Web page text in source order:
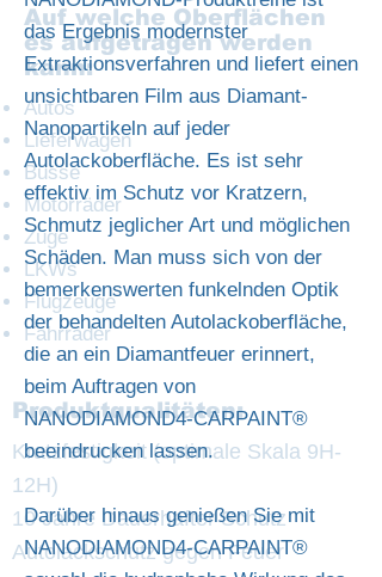
Auf welche Oberflächen
es aufgetragen werden
kann:
Autos
Lieferwagen
Busse
Motorräder
Züge
LKWs
Flugzeuge
Fahrräder
Produktqualitäten:
Kratzfestigkeit (optimale Skala 9H-
12H)
10 Jahre Dauerhafter Schutz
Autolackschutz gegen Feuer
das Ergebnis modernster
Extraktionsverfahren und liefert einen
unsichtbaren Film aus Diamant-
Nanopartikeln auf jeder
Autolackoberfläche. Es ist sehr
effektiv im Schutz vor Kratzern,
Schmutz jeglicher Art und möglichen
Schäden. Man muss sich von der
bemerkenswerten funkelnden Optik
der behandelten Autolackoberfläche,
die an ein Diamantfeuer erinnert,
beim Auftragen von
NANODIAMOND4-CARPAINT®
beeindrucken lassen.
Darüber hinaus genießen Sie mit
NANODIAMOND4-CARPAINT®